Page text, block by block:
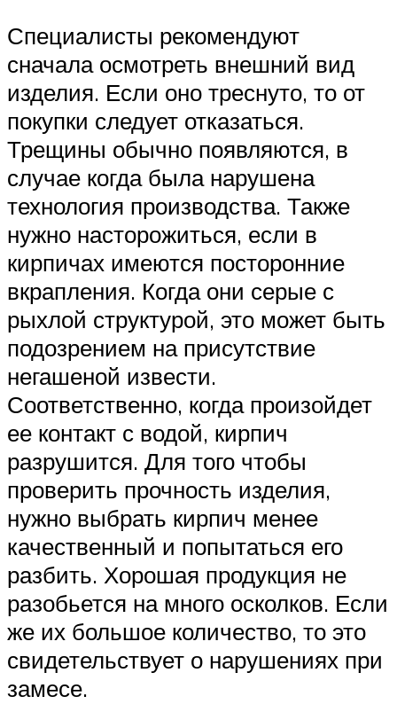
Специалисты рекомендуют
сначала осмотреть внешний вид
изделия. Если оно треснуто, то от
покупки следует отказаться.
Трещины обычно появляются, в
случае когда была нарушена
технология производства. Также
нужно насторожиться, если в
кирпичах имеются посторонние
вкрапления. Когда они серые с
рыхлой структурой, это может быть
подозрением на присутствие
негашеной извести.
Соответственно, когда произойдет
ее контакт с водой, кирпич
разрушится. Для того чтобы
проверить прочность изделия,
нужно выбрать кирпич менее
качественный и попытаться его
разбить. Хорошая продукция не
разобьется на много осколков. Если
же их большое количество, то это
свидетельствует о нарушениях при
замесе.